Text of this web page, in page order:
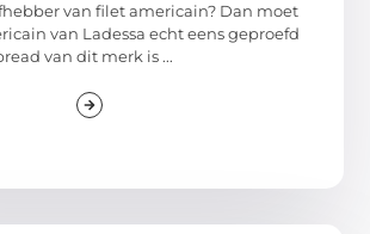
van filet americain? Dan moet
van Ladessa echt eens geproefd
van dit merk is ...